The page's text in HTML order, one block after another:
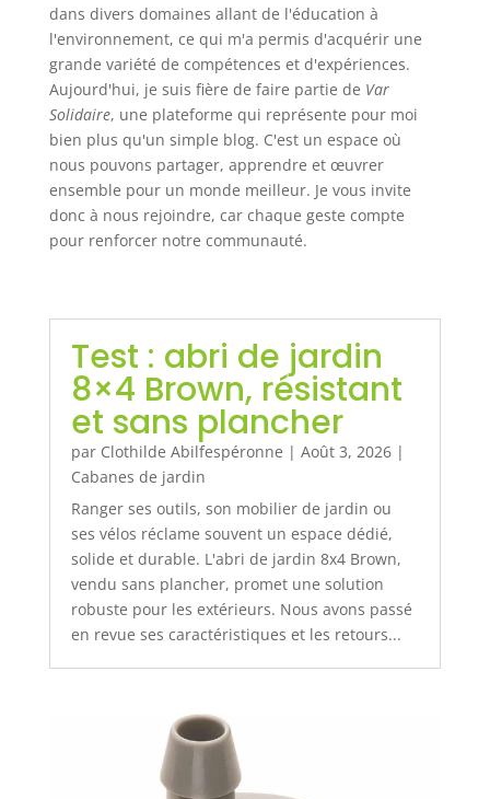
dans divers domaines allant de l'éducation à
l'environnement, ce qui m'a permis d'acquérir une
grande variété de compétences et d'expériences.
Aujourd'hui, je suis fière de faire partie de Var
Solidaire, une plateforme qui représente pour moi
bien plus qu'un simple blog. C'est un espace où
nous pouvons partager, apprendre et œuvrer
ensemble pour un monde meilleur. Je vous invite
donc à nous rejoindre, car chaque geste compte
pour renforcer notre communauté.
Test : abri de jardin
8×4 Brown, résistant
et sans plancher
par Clothilde Abilfespéronne | Août 3, 2026|
Cabanes de jardin
Ranger ses outils, son mobilier de jardin ou
ses vélos réclame souvent un espace dédié,
solide et durable. L'abri de jardin 8x4 Brown,
vendu sans plancher, promet une solution
robuste pour les extérieurs. Nous avons passé
en revue ses caractéristiques et les retours...